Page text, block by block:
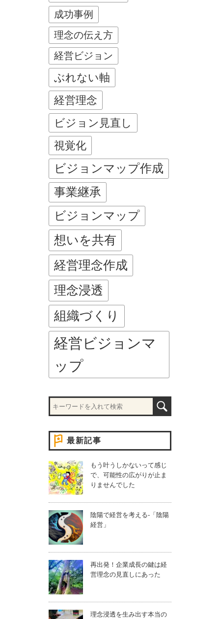
成功事例
理念の伝え方
経営ビジョン
ぶれない軸
経営理念
ビジョン見直し
視覚化
ビジョンマップ作成
事業継承
ビジョンマップ
想いを共有
経営理念作成
理念浸透
組織づくり
経営ビジョンマ
ップ
最新記事
もう叶うしかないって感じ
で、可能性の広がりが止ま
りませんでした
陰陽で経営を考える-「陰陽
経営」
再出発！企業成長の鍵は経
営理念の見直しにあった
理念浸透を生み出す本当の